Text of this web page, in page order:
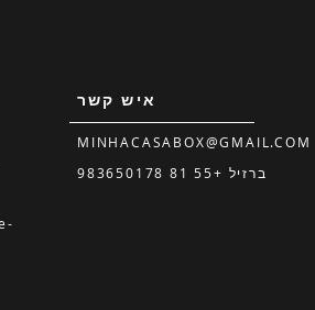
איש קשר
MINHACASABOX@GMAIL.COM
ברזיל +55 81 983650178